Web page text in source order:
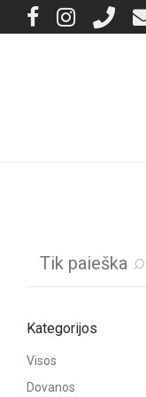
Tik paieška
Kategorijos
Visos
Dovanos